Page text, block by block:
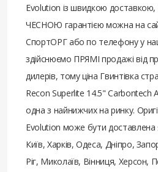
Evolution із швидкою доставкою,
ЧЕСНОЮ гарантією можна на
СпортОРГ або по телефону у
здійснюємо ПРЯМІ продажі від
дилерів, тому ціна Гвинтівка
Recon Superlite 14.5" Carbontech
одна з найнижчих на ринку.
Evolution може бути доставлена
Київ, Харків, Одеса, Дніпро,
Ріг, Миколаїв, Вінниця, Херсон,